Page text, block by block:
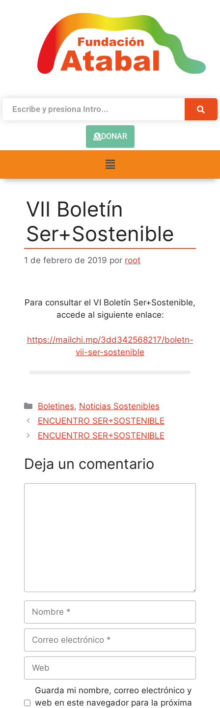
DONAR
VII Boletín
Ser+Sostenible
1 de febrero de 2019 por root
Para consultar el VI Boletín Ser+Sostenible,
accede al siguiente enlace:
https://mailchi.mp/3dd342568217/boletn-
vii-ser-sostenible
Boletines, Noticias Sostenibles
ENCUENTRO SER+SOSTENIBLE
ENCUENTRO SER+SOSTENIBLE
Deja un comentario
Guarda mi nombre, correo electrónico y
web en este navegador para la próxima